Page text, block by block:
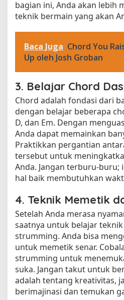
bagian ini, Anda akan lebih
teknik bermain yang akan
Baca Juga Chord You
Up oleh Josh Groban
3. Belajar Chord
Chord adalah fondasi dari
dengan belajar beberapa
D, dan Em. Dengan
Anda dapat memainkan
Praktikkan pergantian
tersebut untuk
Anda. Jangan terburu-buru;
hal baik membutuhkan
4. Teknik Memetik
Setelah Anda merasa
saatnya untuk belajar
strumming. Anda bisa
untuk memetik senar.
strumming untuk
suka. Jangan takut untuk
adalah tentang kreativitas,
berimajinasi dan temukan